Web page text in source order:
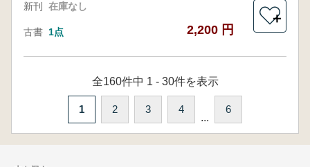
新刊 在庫なし
古書 1点 2,200 円
＋
全160件中 1 - 30件を表示
1 2 3 4
...
6